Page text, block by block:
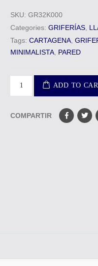
SKU: GR32K000
Categories: GRIFERÍAS
Tags: CARTAGENA
MINIMALISTA PARED
ADD TO
COMPARTIR